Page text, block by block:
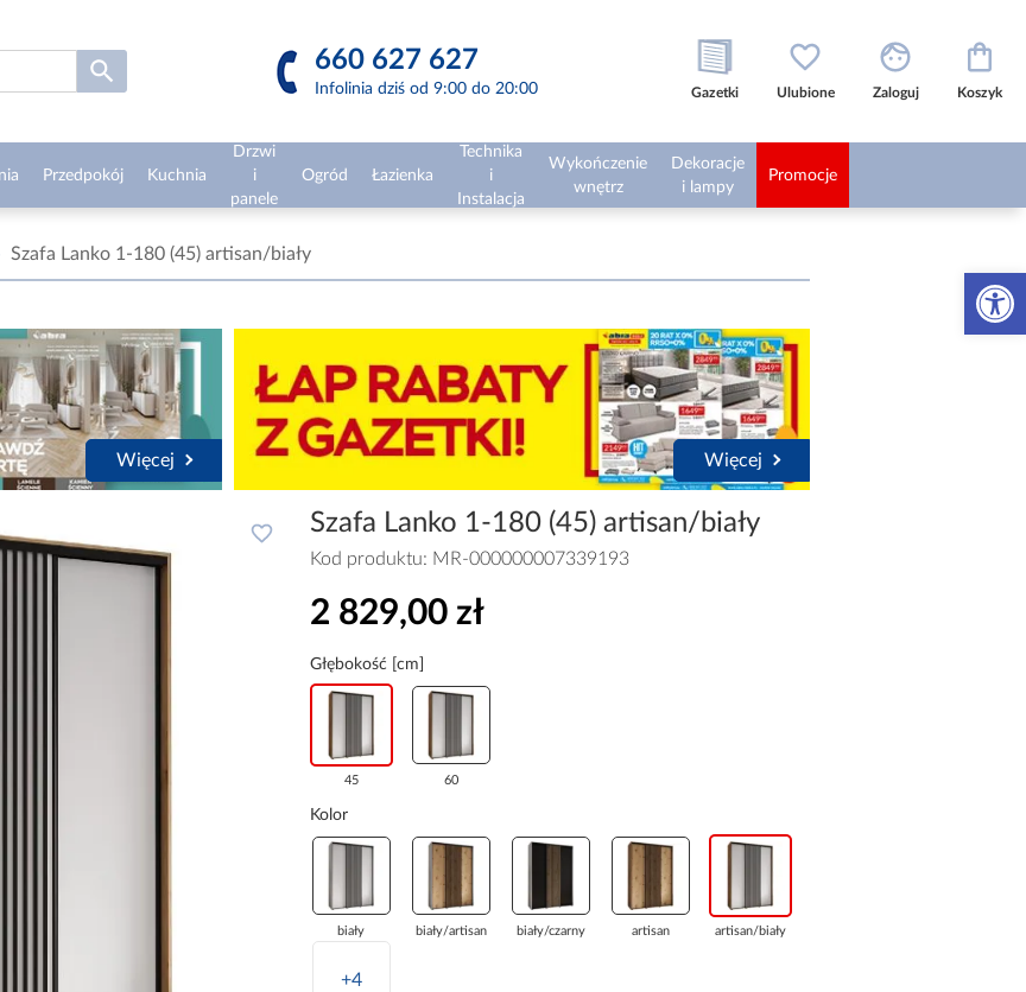
Otwórz
660 627 627
Infolinia dziś od 9:00 do 20:00 Gazetki Ulubione Zaloguj Koszyk
Przedpokój Kuchnia
Drzwi
i
panele
Ogród Łazienka
Technika
i
Instalacja
Wykończenie
wnętrz
Dekoracje
i lampy
Promocje
Szafa Lanko 1-180 (45) artisan/biały
Więcej Więcej
Szafa Lanko 1-180 (45) artisan/biały
Kod produktu: MR-000000007339193
2 829,00 zł
Głębokość [cm]
45 60
Kolor
biały biały/artisan biały/czarny artisan artisan/biały
+4